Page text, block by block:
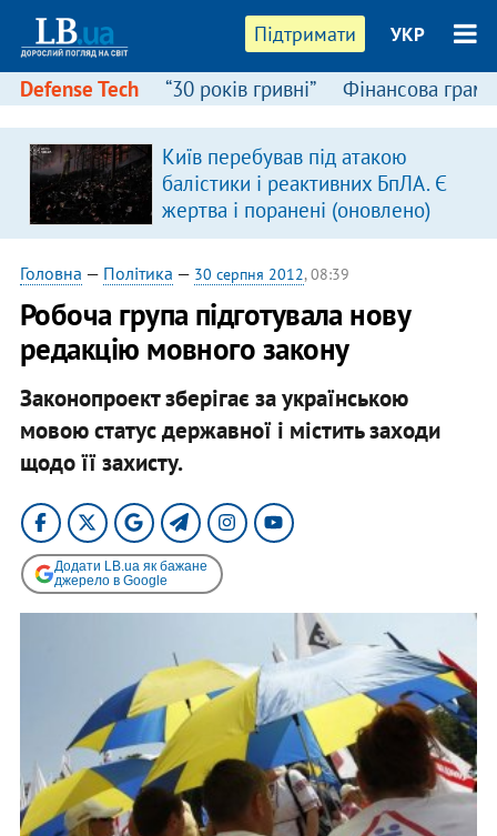
Підтримати УКР
Defense Tech “30 років гривні” Фінансова
Київ перебував під атакою
балістики і реактивних БпЛА. Є
жертва і поранені (оновлено)
Головна — Політика — 30 серпня 2012, 08:39
Робоча група підготувала нову
редакцію мовного закону
Законопроект зберігає за українською
мовою статус державної і містить заходи
щодо її захисту.
Додати LB.ua як бажане
джерело в Google